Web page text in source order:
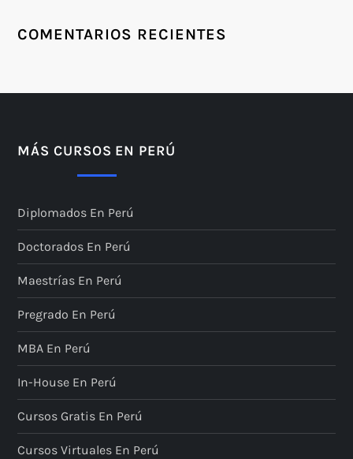
COMENTARIOS RECIENTES
MÁS CURSOS EN PERÚ
Diplomados En Perú
Doctorados En Perú
Maestrías En Perú
Pregrado En Perú
MBA En Perú
In-House En Perú
Cursos Gratis En Perú
Cursos Virtuales En Perú